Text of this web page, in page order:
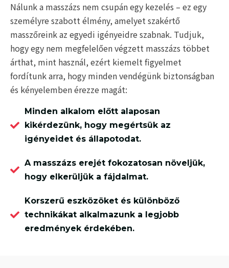
Nálunk a masszázs nem csupán egy kezelés – ez egy
személyre szabott élmény, amelyet szakértő
masszőreink az egyedi igényeidre szabnak. Tudjuk,
hogy egy nem megfelelően végzett masszázs többet
árthat, mint használ, ezért kiemelt figyelmet
fordítunk arra, hogy minden vendégünk biztonságban
és kényelemben érezze magát:
Minden alkalom előtt alaposan
kikérdezünk, hogy megértsük az
igényeidet és állapotodat.
A masszázs erejét fokozatosan növeljük,
hogy elkerüljük a fájdalmat.
Korszerű eszközöket és különböző
technikákat alkalmazunk a legjobb
eredmények érdekében.